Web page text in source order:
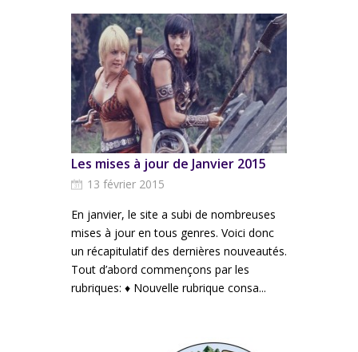
Les mises à jour de Janvier 2015
13 février 2015
En janvier, le site a subi de nombreuses
mises à jour en tous genres. Voici donc
un récapitulatif des dernières nouveautés.
Tout d’abord commençons par les
rubriques: ♦ Nouvelle rubrique consa...